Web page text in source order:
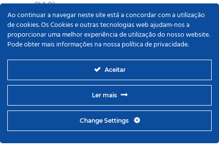
CHLO)
Ver Sessão
Ao continuar a navegar neste site está a concordar com a utilização
de cookies. Os Cookies e outras tecnologias web ajudam-nos a
proporcionar uma melhor experiência de utilização do nosso website.
Pode obter mais informações na nossa política de privacidade.
Aceitar
Ler mais
Change Settings